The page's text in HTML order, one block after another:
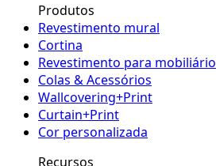
Produtos
Revestimento mural
Cortina
Revestimento para mobiliário
Colas & Acessórios
Wallcovering+Print
Curtain+Print
Cor personalizada
Recursos